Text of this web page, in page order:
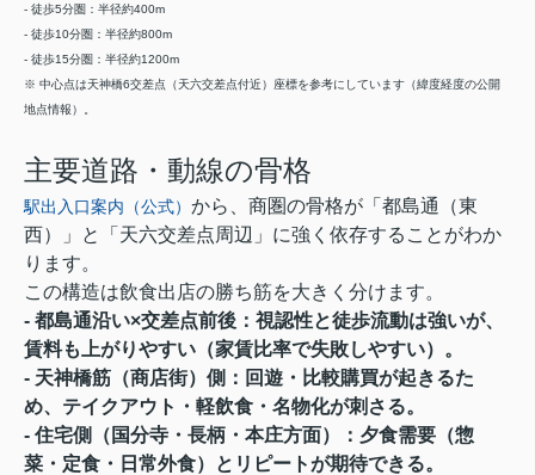
- 徒歩5分圏：半径約400m
- 徒歩10分圏：半径約800m
- 徒歩15分圏：半径約1200m
※ 中心点は天神橋6交差点（天六交差点付近）座標を参考にしています（緯度経度の公開
地点情報）。
主要道路・動線の骨格
駅出入口案内（公式） から、商圏の骨格が「都島通（東
西）」と「天六交差点周辺」に強く依存することがわか
ります。
この構造は飲食出店の勝ち筋を大きく分けます。
- 都島通沿い×交差点前後：視認性と徒歩流動は強いが、
賃料も上がりやすい（家賃比率で失敗しやすい）。
- 天神橋筋（商店街）側：回遊・比較購買が起きるた
め、テイクアウト・軽飲食・名物化が刺さる。
- 住宅側（国分寺・長柄・本庄方面）：夕食需要（惣
菜・定食・日常外食）とリピートが期待できる。